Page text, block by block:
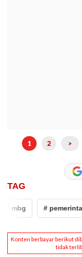
1 2 >
TAG
mbg # pemerintah